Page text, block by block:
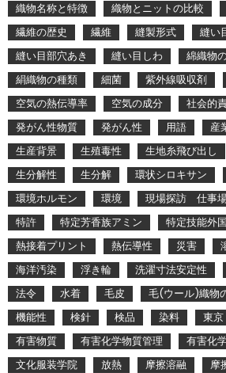
織物名称と特徴
織物とニットの比較
繊維の歴史
繊維 縫製形式
縫い
縫い目部穴あき
縫い目しわ
綿織物
絹織物の種類
細菌 紫外線吸収剤
空気の熱伝導率
空気の成分 社会的
発がん性物質
発がん性 用語 産
生産背景
生殖毒性 生地糸飛び出し
生分解性
生分解 環状シロキサン
環境ホルモン
環境 現場探訪 仕事
特許
特定芳香族アミン 特定技能外
熱接着プリント
熱伝導性 災害
海洋汚染
浮き輪 洗濯寸法安定性
法令
水着 毛皮 毛(ウール)織物
機能性
検針 検品 染料 東京
有害物質
有害化学物質管理
有害化
文化服装学院
放熱 摩擦溶融
摩